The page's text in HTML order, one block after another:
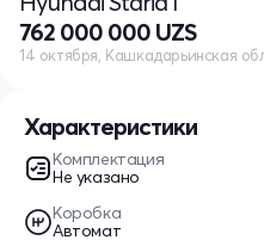
Характеристики
Комплектация
Не указано
Коробка
Автомат
762 000 000 UZS
14 октября, Кашкадарьинская